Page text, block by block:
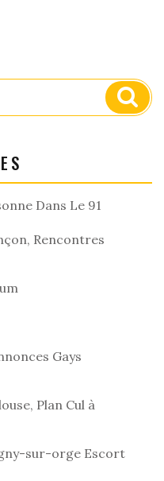
Dans Le 91
Rencontres
Gays
Plan Cul à
sur-orge Escort